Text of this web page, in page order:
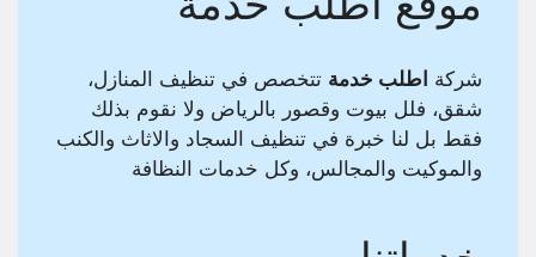
شركة اطلب خدمة تتخصص في تنظيف المنازل،
شقق، فلل بيوت وقصور بالرياض ولا نقوم بذلك
فقط بل لنا خبرة في تنظيف السجاد والاثاث والكنب
والموكيت والمجالس، وكل خدمات النظافة